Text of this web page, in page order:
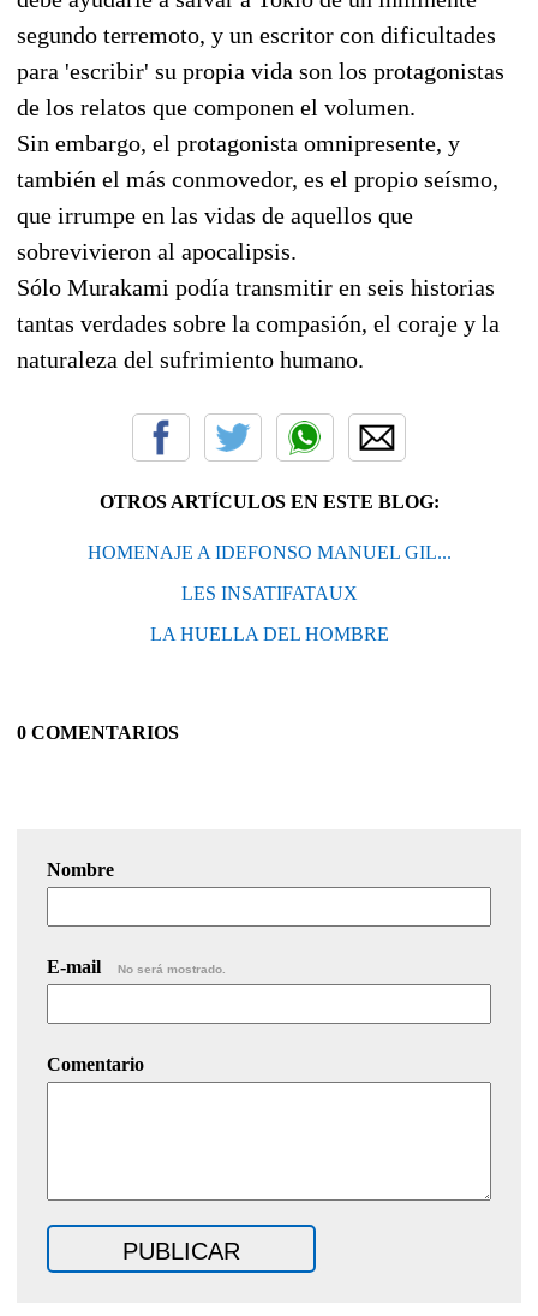
segundo terremoto, y un escritor con dificultades
para 'escribir' su propia vida son los protagonistas
de los relatos que componen el volumen.
Sin embargo, el protagonista omnipresente, y
también el más conmovedor, es el propio seísmo,
que irrumpe en las vidas de aquellos que
sobrevivieron al apocalipsis.
Sólo Murakami podía transmitir en seis historias
tantas verdades sobre la compasión, el coraje y la
naturaleza del sufrimiento humano.
OTROS ARTÍCULOS EN ESTE BLOG:
HOMENAJE A IDEFONSO MANUEL GIL...
LES INSATIFATAUX
LA HUELLA DEL HOMBRE
0 COMENTARIOS
Nombre
E-mail No será mostrado.
Comentario